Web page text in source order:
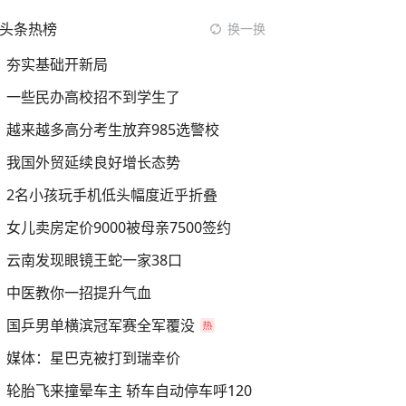
头条热榜 换一换
夯实基础开新局
一些民办高校招不到学生了
越来越多高分考生放弃985选警校
我国外贸延续良好增长态势
2名小孩玩手机低头幅度近乎折叠
女儿卖房定价9000被母亲7500签约
云南发现眼镜王蛇一家38口
中医教你一招提升气血
国乒男单横滨冠军赛全军覆没
媒体：星巴克被打到瑞幸价
轮胎飞来撞晕车主 轿车自动停车呼120